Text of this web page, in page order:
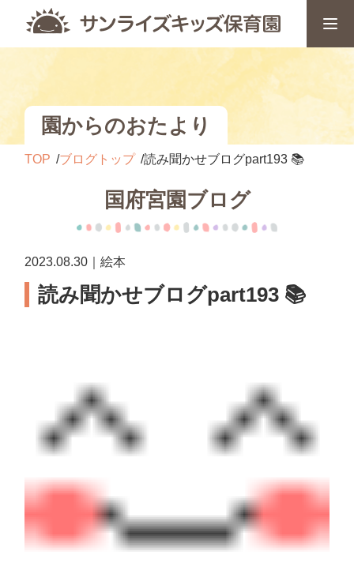
園からのおたより
TOP ブログトップ 読み聞かせブログpart193 📚
国府宮園ブログ
2023.08.30｜絵本
読み聞かせブログpart193 📚